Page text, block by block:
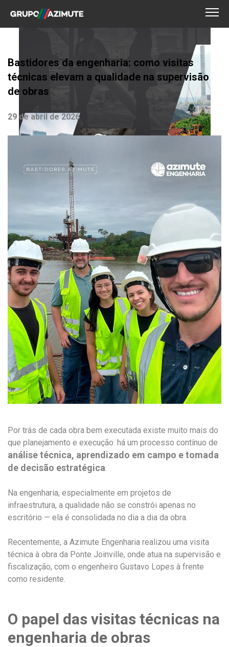
Bastidores da engenharia: como visitas
técnicas elevam a qualidade na supervisão
de obras
29 de abril de 2026
Por trás de cada obra bem executada existe muito mais do
que planejamento e execução: há um processo contínuo de
análise técnica, aprendizado em campo e tomada
de decisão estratégica
Na engenharia, especialmente em projetos de
infraestrutura, a qualidade não se constrói apenas no
escritório — ela é consolidada no dia a dia da obra.
Recentemente, a Azimute Engenharia realizou uma visita
técnica à obra da Ponte Joinville, onde atua na supervisão e
fiscalização, com o engenheiro Gustavo Lopes à frente
como residente.
O papel das visitas técnicas na
engenharia de obras